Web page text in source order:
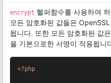
encrypt 헬퍼함수를 사용하여
모든 암호화된 값들은
됩니다. 또한 모든 암호화된 값
을 기본으로한 서명이 적용됩니
<?php